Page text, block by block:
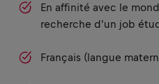
En affinité avec le
recherche d'un job
Français (langue